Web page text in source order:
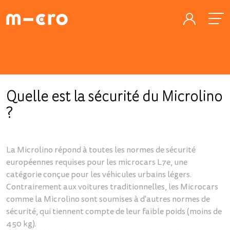
Quelle est la sécurité du Microlino
?
La Microlino répond à toutes les normes de sécurité
européennes requises pour les microcars L7e, une
catégorie conçue pour les véhicules urbains légers.
Contrairement aux voitures traditionnelles, les Microcars
comme la Microlino sont soumises à d'autres normes de
sécurité, qui tiennent compte de leur faible poids (moins de
450 kg).